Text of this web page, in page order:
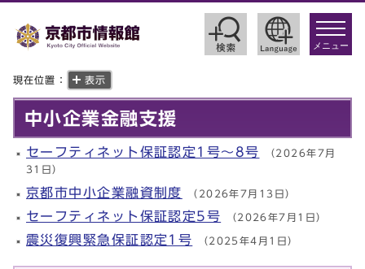
toggle
メニュー
現在位置： 表示
中小企業金融支援
セーフティネット保証認定1号～8号 （2026年7月
31日）
京都市中小企業融資制度 （2026年7月13日）
セーフティネット保証認定5号 （2026年7月1日）
震災復興緊急保証認定1号 （2025年4月1日）